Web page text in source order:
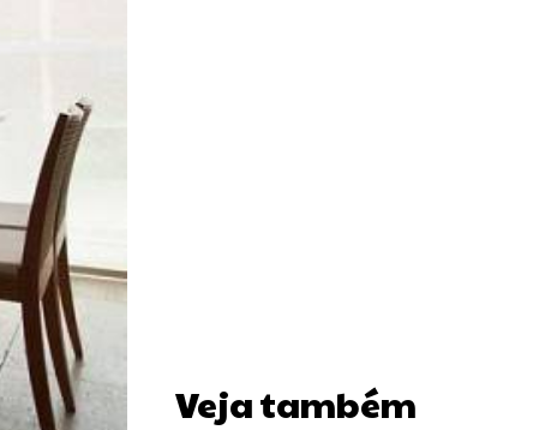
Veja também